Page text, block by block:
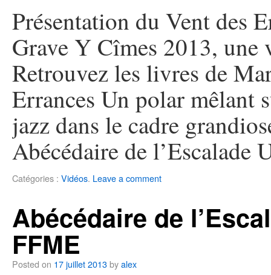
Présentation du Vent des
Grave Y Cîmes 2013,
Retrouvez les livres de
Errances Un polar mêlant
jazz dans le cadre
Abécédaire de
Catégories : Vidéos. Leave a comment
Abécédaire de
FFME
Posted on 17 juillet 2013byalex